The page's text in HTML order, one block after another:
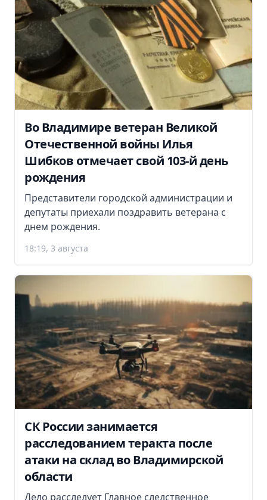
Во Владимире ветеран Великой
Отечественной войны Илья
Шибков отмечает свой 103-й день
рождения
Представители городской администрации и
депутаты приехали поздравить ветерана с
днем рождения.
18:19, 3 августа
СК России занимается
расследованием теракта после
атаки на склад во Владимирской
области
Дело расследует Главное следственное